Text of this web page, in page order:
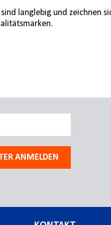
langlebig und zeichnen
ANMELDEN